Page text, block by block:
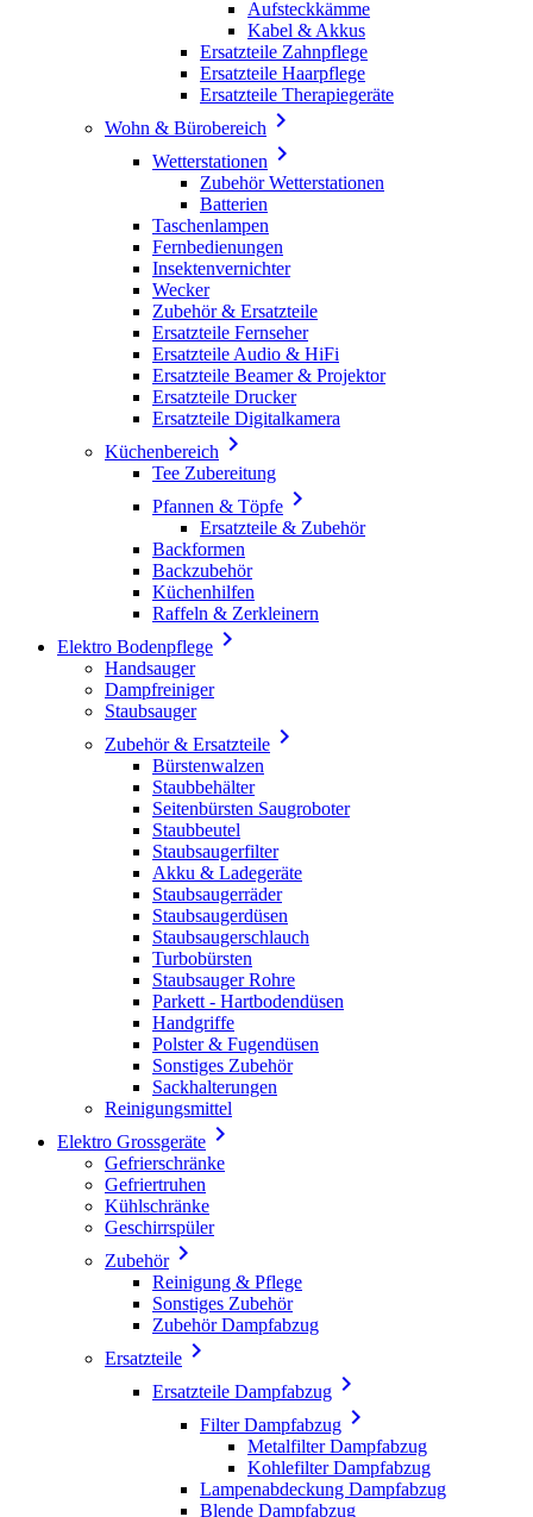
Aufsteckkämme
Kabel & Akkus
Ersatzteile Zahnpflege
Ersatzteile Haarpflege
Ersatzteile Therapiegeräte
Wohn & Bürobereich 
Wetterstationen 
Zubehör Wetterstationen
Batterien
Taschenlampen
Fernbedienungen
Insektenvernichter
Wecker
Zubehör & Ersatzteile
Ersatzteile Fernseher
Ersatzteile Audio & HiFi
Ersatzteile Beamer & Projektor
Ersatzteile Drucker
Ersatzteile Digitalkamera
Küchenbereich 
Tee Zubereitung
Pfannen & Töpfe 
Ersatzteile & Zubehör
Backformen
Backzubehör
Küchenhilfen
Raffeln & Zerkleinern
Elektro Bodenpflege 
Handsauger
Dampfreiniger
Staubsauger
Zubehör & Ersatzteile 
Bürstenwalzen
Staubbehälter
Seitenbürsten Saugroboter
Staubbeutel
Staubsaugerfilter
Akku & Ladegeräte
Staubsaugerräder
Staubsaugerdüsen
Staubsaugerschlauch
Turbobürsten
Staubsauger Rohre
Parkett - Hartbodendüsen
Handgriffe
Polster & Fugendüsen
Sonstiges Zubehör
Sackhalterungen
Reinigungsmittel
Elektro Grossgeräte 
Gefrierschränke
Gefriertruhen
Kühlschränke
Geschirrspüler
Zubehör
Reinigung & Pflege
Sonstiges Zubehör
Zubehör Dampfabzug
Ersatzteile 
Ersatzteile Dampfabzug 
Filter Dampfabzug 
Metalfilter Dampfabzug
Kohlefilter Dampfabzug
Lampenabdeckung Dampfabzug
Blende Dampfabzug